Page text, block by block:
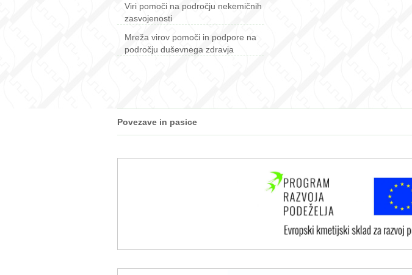
Viri pomoči na področju nekemičnih
zasvojenosti
Mreža virov pomoči in podpore na
področju duševnega zdravja
Povezave in pasice